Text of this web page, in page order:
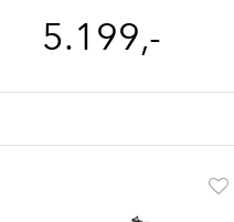
5.199,-